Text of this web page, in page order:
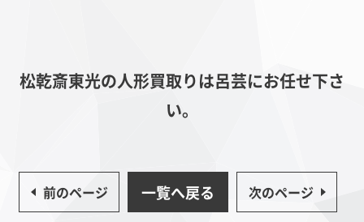
松乾斎東光の人形買取りは呂芸にお任せ下さ
い。
前のページ 一覧へ戻る 次のページ